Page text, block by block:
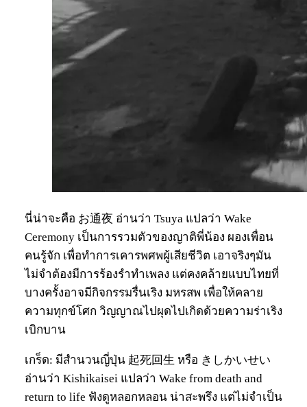
นี่น่าจะคือ お通夜 อ่านว่า Tsuya แปลว่า Wake
Ceremony เป็นการรวมตัวของญาติพี่น้อง ผองเพื่อน
คนรู้จัก เพื่อทำการเคารพศพผู้เสียชีวิต เอาจริงๆมัน
ไม่จำต้องมีการร้องรำทำเพลง แต่คงคล้ายแบบไทยที่
บางครั้งอาจมีกิจกรรมรื่นเริง มหรสพ เพื่อให้คลาย
ความทุกข์โศก วิญญาณไปผุดไปเกิดด้วยความร่าเริง
เบิกบาน
เกร็ด: มีสำนวนญี่ปุ่น 起死回生 หรือ きしかいせい
อ่านว่า Kishikaisei แปลว่า Wake from death and
return to life ฟังดูหลอกหลอน น่าสะพรึง แต่ไม่จำเป็น